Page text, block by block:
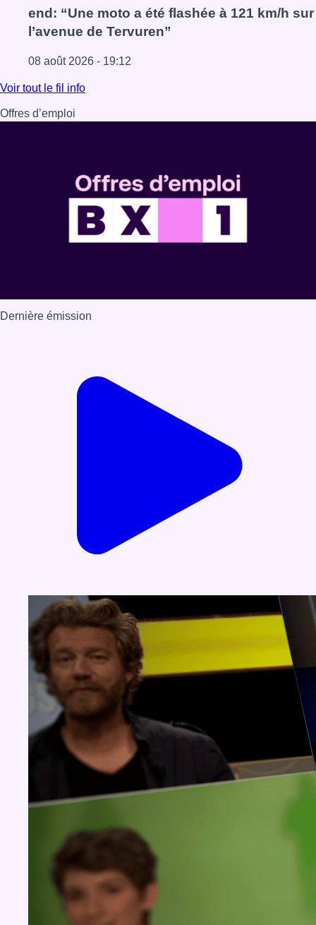
end: “Une moto a été flashée à 121 km/h sur
l’avenue de Tervuren”
08 août 2026 - 19:12
Lire l'article Marathon de contrôles de vitesse ce week-
Voir tout le fil info
Offres d’emploi
Dernière émission